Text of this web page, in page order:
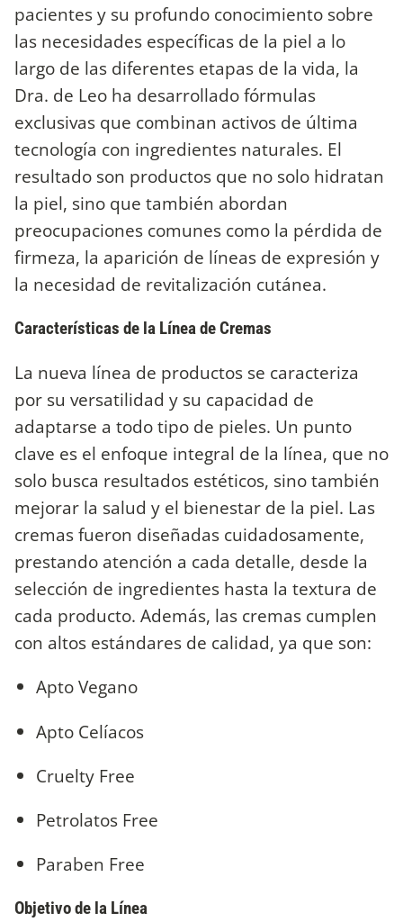
pacientes y su profundo conocimiento sobre
las necesidades específicas de la piel a lo
largo de las diferentes etapas de la vida, la
Dra. de Leo ha desarrollado fórmulas
exclusivas que combinan activos de última
tecnología con ingredientes naturales. El
resultado son productos que no solo hidratan
la piel, sino que también abordan
preocupaciones comunes como la pérdida de
firmeza, la aparición de líneas de expresión y
la necesidad de revitalización cutánea.
Características de la Línea de Cremas
La nueva línea de productos se caracteriza
por su versatilidad y su capacidad de
adaptarse a todo tipo de pieles. Un punto
clave es el enfoque integral de la línea, que no
solo busca resultados estéticos, sino también
mejorar la salud y el bienestar de la piel. Las
cremas fueron diseñadas cuidadosamente,
prestando atención a cada detalle, desde la
selección de ingredientes hasta la textura de
cada producto. Además, las cremas cumplen
con altos estándares de calidad, ya que son:
Apto Vegano
Apto Celíacos
Cruelty Free
Petrolatos Free
Paraben Free
Objetivo de la Línea